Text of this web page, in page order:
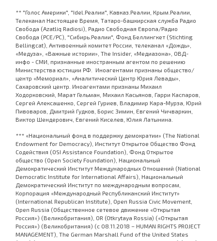
** "Голос Америки", "Idel.Реалии", Кавказ.Реалии, Крым.Реалии,
Телеканал Настоящее Время, Татаро-башкирская служба Радио
Свобода (Azatliq Radiosi), Радио Свободная Европа/Радио
Свобода (PCE/PC), "Сибирь.Реалии", Фонд Беллингкет (Stichting
Bellingcat), Антивоенный комитет России, телеканал «Дождь»,
«Медуза», «Важные истории», The Insider, «Медиазона», ОВД-
инфо - СМИ, признанные иностранным агентом по решению
Министерства юстиции РФ. Иноагентами признаны общество/
центр «Мемориал», «Аналитический Центр Юрия Левады»,
Сахаровский центр. Иноагентами признаны Михаил
Ходорковский, Марат Гельман, Михаил Касьянов, Гарри Каспаров,
Сергей Алексашенко, Сергей Гуриев, Владимир Кара-Мурза, Юрий
Пивоваров, Дмитрий Гудков, Борис Зимин, Евгений Чичваркин,
Виктор Шендерович, Евгений Киселев, Юлия Латынина.
*** «Национальный фонд в поддержку демократии» (The National
Endowment for Democracy), Институт Открытое Общество Фонд
Содействия (OSI Assistance Foundation), Фонд Открытое
общество (Open Society Foundation), Национальный
Демократический Институт Международных Отношений (National
Democratic Institute for International Affairs), Национальный
Демократический Институт по международным вопросам,
Корпорация «Международный Республиканский Институт»
(International Republican Institute), Open Russia Civic Movement,
Open Russia (Общественное сетевое движение «Открытая
Россия») (Великобритания), OR (Otkrytaya Rossia) («Открытая
Россия») (Великобритания) (с 08.11.2018 – HUMAN RIGHTS PROJECT
MANAGEMENT), The German Marshall Fund of the United States